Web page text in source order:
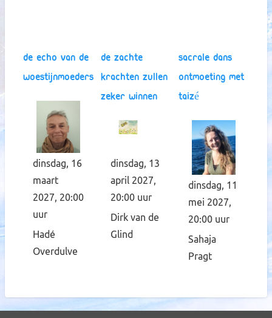
De echo van de
woestijnmoeders
dinsdag, 16
maart
2027, 20:00
uur
Hadé
Overdulve
De zachte
krachten zullen
zeker winnen
dinsdag, 13
april 2027,
20:00 uur
Dirk van de
Glind
Sacrale dans
ontmoeting met
Taizé
dinsdag, 11
mei 2027,
20:00 uur
Sahaja
Pragt